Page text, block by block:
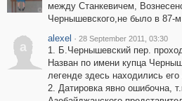
между Станкевичем,
Чернышевского,не было в 87-
a
alexel · 28 September 2011, 03:30
1. Б.Чернышевский пер.
Назван по имени купца
легенде здесь находились
2. Датировка явно ошибочна,